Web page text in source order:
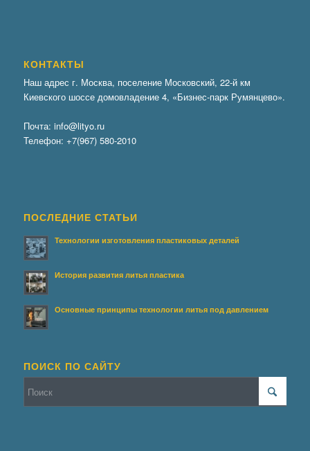
КОНТАКТЫ
Наш адрес г. Москва, поселение Московский, 22-й км
Киевского шоссе домовладение 4, «Бизнес-парк Румянцево».
Почта: info@lityo.ru
Телефон: +7(967) 580-2010
ПОСЛЕДНИЕ СТАТЬИ
Технологии изготовления пластиковых деталей
История развития литья пластика
Основные принципы технологии литья под давлением
ПОИСК ПО САЙТУ